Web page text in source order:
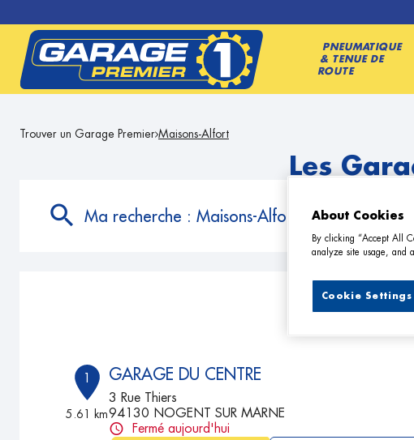
PNEUMATIQUE
& TENUE DE
ROUTE
Trouver un Garage Premier Maisons-Alfort
Les
Ma recherche : Maisons-Alfort
9
1
5.61 km
GARAGE DU CENTRE
3 Rue Thiers
94130 NOGENT SUR MARNE
Fermé aujourd'hui
About Cookies
By clicking “Accept All
analyze site usage, and
Cookie Settings